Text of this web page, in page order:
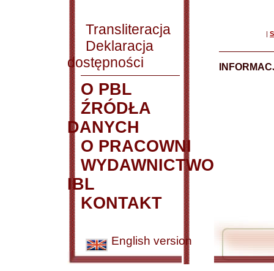
Transliteracja
Deklaracja
dostępności
O PBL
ŹRÓDŁA
DANYCH
O PRACOWNI
WYDAWNICTWO
IBL
KONTAKT
English version
|